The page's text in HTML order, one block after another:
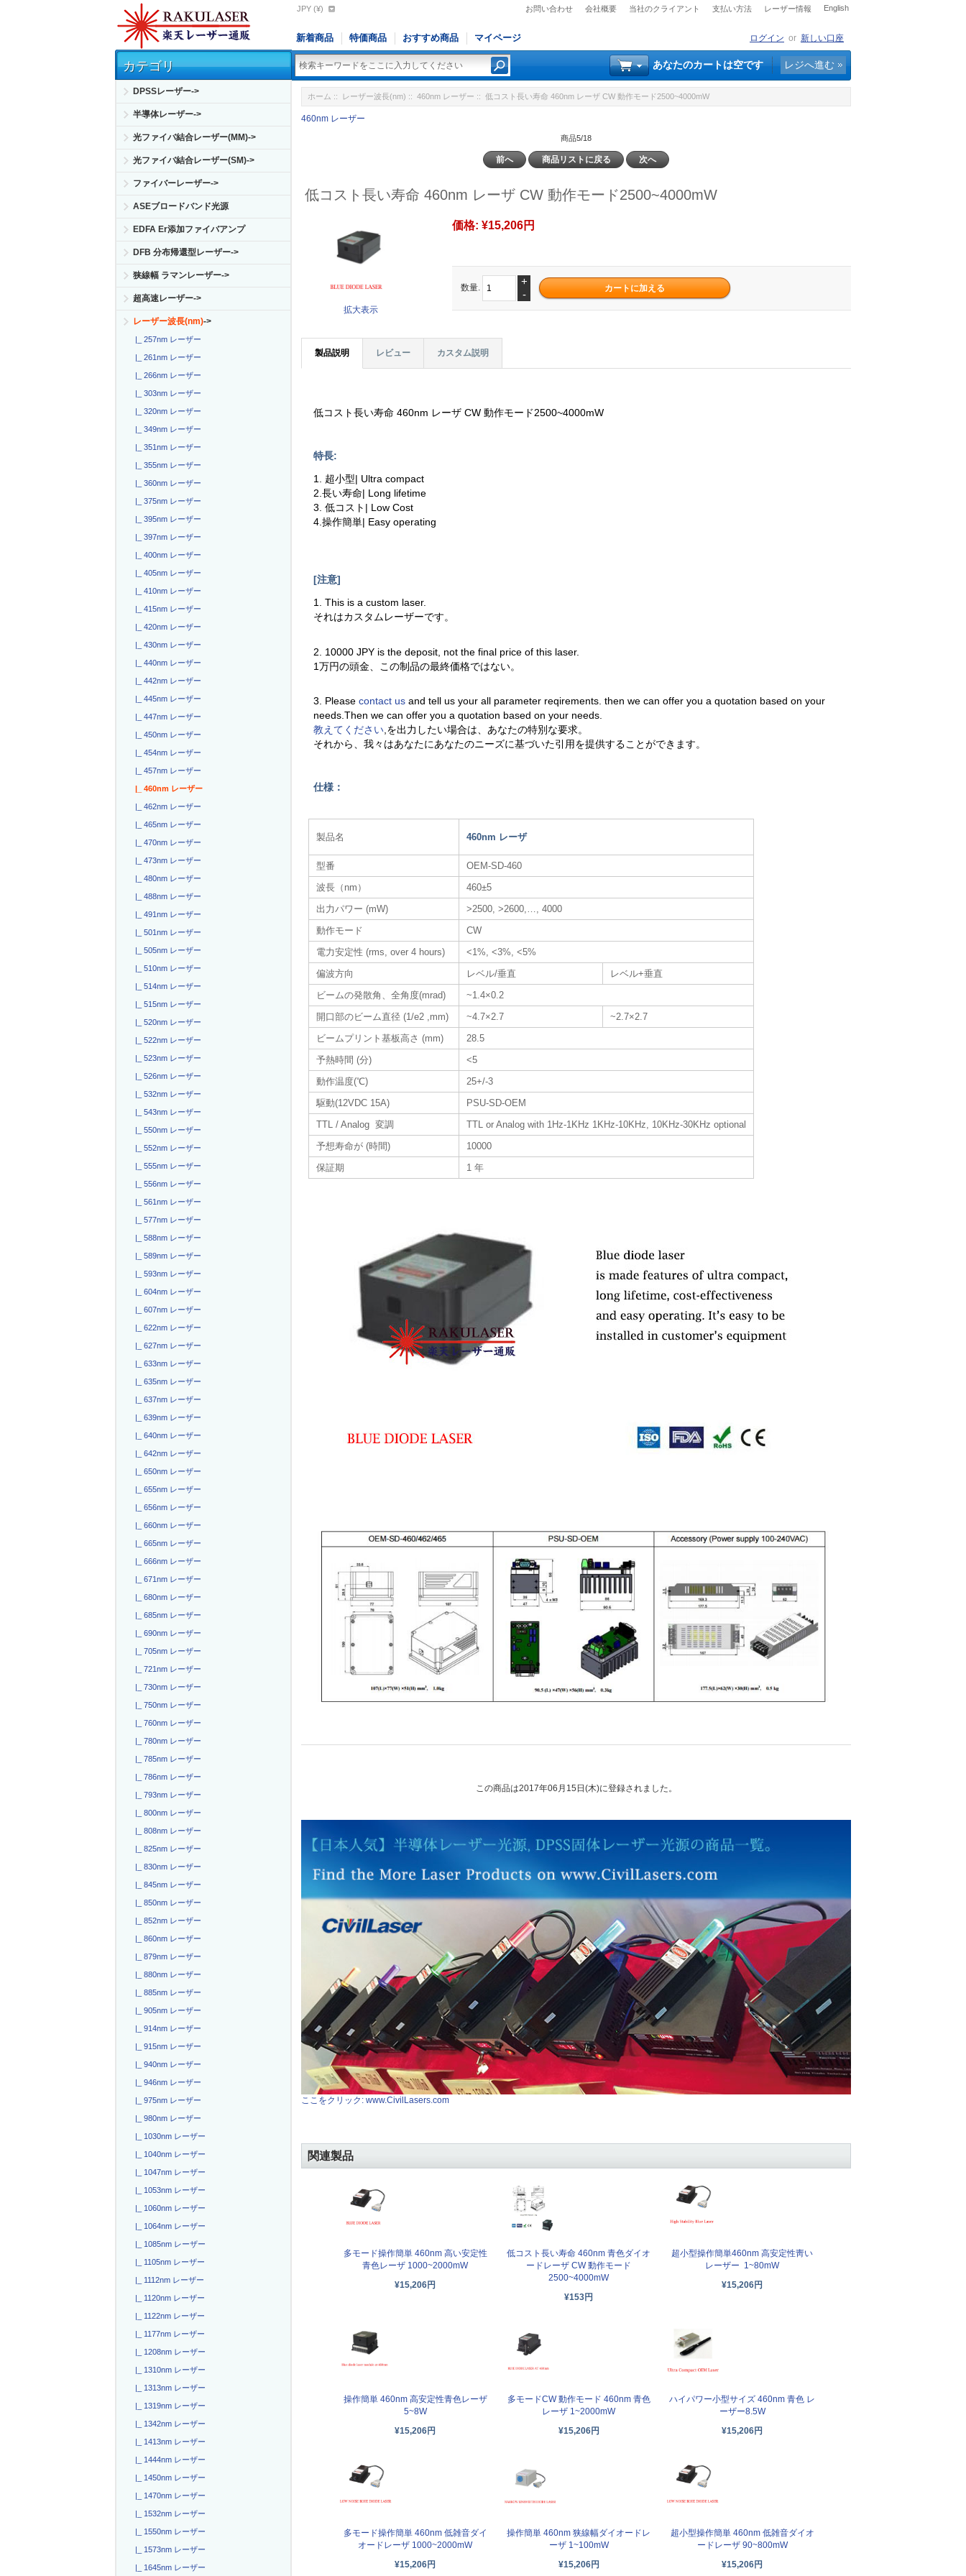
お問い合わせ 会社概要 当社のクライアント 支払い方法 レーザー情報 English
JPY (¥)
新着商品 特価商品 おすすめ商品 マイページ ログイン or 新しい口座
あなたのカートは空です レジへ進む
カテゴリ
DPSSレーザー->
半導体レーザー->
光ファイバ結合レーザー(MM)->
光ファイバ結合レーザー(SM)->
ファイバーレーザー->
ASEブロードバンド光源
EDFA Er添加ファイバアンプ
DFB 分布帰還型レーザー->
狭線幅 ラマンレーザー->
超高速レーザー->
レーザー波長(nm)->
|_ 257nm レーザー
|_ 261nm レーザー
|_ 266nm レーザー
|_ 303nm レーザー
|_ 320nm レーザー
|_ 349nm レーザー
|_ 351nm レーザー
|_ 355nm レーザー
|_ 360nm レーザー
|_ 375nm レーザー
|_ 395nm レーザー
|_ 397nm レーザー
|_ 400nm レーザー
|_ 405nm レーザー
|_ 410nm レーザー
|_ 415nm レーザー
|_ 420nm レーザー
|_ 430nm レーザー
|_ 440nm レーザー
|_ 442nm レーザー
|_ 445nm レーザー
|_ 447nm レーザー
|_ 450nm レーザー
|_ 454nm レーザー
|_ 457nm レーザー
|_ 460nm レーザー
|_ 462nm レーザー
|_ 465nm レーザー
|_ 470nm レーザー
|_ 473nm レーザー
|_ 480nm レーザー
|_ 488nm レーザー
|_ 491nm レーザー
|_ 501nm レーザー
|_ 505nm レーザー
|_ 510nm レーザー
|_ 514nm レーザー
|_ 515nm レーザー
|_ 520nm レーザー
|_ 522nm レーザー
|_ 523nm レーザー
|_ 526nm レーザー
|_ 532nm レーザー
|_ 543nm レーザー
|_ 550nm レーザー
|_ 552nm レーザー
|_ 555nm レーザー
|_ 556nm レーザー
|_ 561nm レーザー
|_ 577nm レーザー
|_ 588nm レーザー
|_ 589nm レーザー
|_ 593nm レーザー
|_ 604nm レーザー
|_ 607nm レーザー
|_ 622nm レーザー
|_ 627nm レーザー
|_ 633nm レーザー
|_ 635nm レーザー
|_ 637nm レーザー
|_ 639nm レーザー
|_ 640nm レーザー
|_ 642nm レーザー
|_ 650nm レーザー
|_ 655nm レーザー
|_ 656nm レーザー
|_ 660nm レーザー
|_ 665nm レーザー
|_ 666nm レーザー
|_ 671nm レーザー
|_ 680nm レーザー
|_ 685nm レーザー
|_ 690nm レーザー
|_ 705nm レーザー
|_ 721nm レーザー
|_ 730nm レーザー
|_ 750nm レーザー
|_ 760nm レーザー
|_ 780nm レーザー
|_ 785nm レーザー
|_ 786nm レーザー
|_ 793nm レーザー
|_ 800nm レーザー
|_ 808nm レーザー
|_ 825nm レーザー
|_ 830nm レーザー
|_ 845nm レーザー
|_ 850nm レーザー
|_ 852nm レーザー
|_ 860nm レーザー
|_ 879nm レーザー
|_ 880nm レーザー
|_ 885nm レーザー
|_ 905nm レーザー
|_ 914nm レーザー
|_ 915nm レーザー
|_ 940nm レーザー
|_ 946nm レーザー
|_ 975nm レーザー
|_ 980nm レーザー
|_ 1030nm レーザー
|_ 1040nm レーザー
|_ 1047nm レーザー
|_ 1053nm レーザー
|_ 1060nm レーザー
|_ 1064nm レーザー
|_ 1085nm レーザー
|_ 1105nm レーザー
|_ 1112nm レーザー
|_ 1120nm レーザー
|_ 1122nm レーザー
|_ 1177nm レーザー
|_ 1208nm レーザー
|_ 1310nm レーザー
|_ 1313nm レーザー
|_ 1319nm レーザー
|_ 1342nm レーザー
|_ 1413nm レーザー
|_ 1444nm レーザー
|_ 1450nm レーザー
|_ 1470nm レーザー
|_ 1532nm レーザー
|_ 1550nm レーザー
|_ 1573nm レーザー
|_ 1645nm レーザー
ホーム :: レーザー波長(nm) ::460nm レーザー :: 低コスト長い寿命 460nm レーザ CW 動作モード2500~4000mW
460nm レーザー
商品5/18
前へ 商品リストに戻る 次へ
低コスト長い寿命 460nm レーザ CW 動作モード2500~4000mW
拡大表示
価格:¥15,206円
数量.
+
-
製品説明 レビュー カスタム説明
低コスト長い寿命 460nm レーザ CW 動作モード2500~4000mW
特長:
1. 超小型| Ultra compact
2.長い寿命| Long lifetime
3. 低コスト| Low Cost
4.操作簡単| Easy operating
[注意]
1. This is a custom laser.
それはカスタムレーザーです。
2. 10000 JPY is the deposit, not the final price of this laser.
1万円の頭金、この制品の最終価格ではない。
3. Pleasecontact usand tell us your all parameter reqirements. then we can offer you a quotation based on your
needs.Then we can offer you a quotation based on your needs.
教えてください,を出力したい場合は、あなたの特別な要求。
それから、我々はあなたにあなたのニーズに基づいた引用を提供することができます。
仕様：
製品名 460nm レーザ​
型番
OEM-SD-460
波長（nm）
460±5
出力パワー (mW)
>2500, >2600,…, 4000
動作モード
CW
電力安定性 (rms, over 4 hours)
<1%, <3%, <5%
偏波方向
レベル/垂直
レベル+垂直
ビームの発散角、全角度(mrad)
~1.4×0.2
開口部のビーム直径 (1/e2 ,mm)
~4.7×2.7
~2.7×2.7
ビームプリント基板高さ (mm)
28.5
予熱時間 (分)
<5
動作温度(℃)
25+/-3
駆動(12VDC 15A)
PSU-SD-OEM
TTL / Analog 変調
TTL or Analog with 1Hz-1KHz 1KHz-10KHz, 10KHz-30KHz optional
予想寿命が (時間)
10000
保証期
1 年
この商品は2017年06月15日(木)に登録されました。
ここをクリック: www.CivilLasers.com
関連製品
多モード操作簡単 460nm 高い安定性
青色レーザ 1000~2000mW
¥15,206円
低コスト長い寿命 460nm 青色ダイオ
ードレーザ CW 動作モード
2500~4000mW
¥153円
超小型操作簡単460nm 高安定性靑い
レーザー 1~80mW
¥15,206円
操作簡単 460nm 高安定性青色レーザ
5~8W
¥15,206円
多モードCW 動作モード 460nm 青色
レーザ 1~2000mW
¥15,206円
ハイパワー小型サイズ 460nm 青色 レ
ーザー8.5W
¥15,206円
多モード操作簡単 460nm 低雑音ダイ
オードレーザ 1000~2000mW
¥15,206円
操作簡単 460nm 狭線幅ダイオードレ
ーザ 1~100mW
¥15,206円
超小型操作簡単 460nm 低雑音ダイオ
ードレーザ 90~800mW
¥15,206円